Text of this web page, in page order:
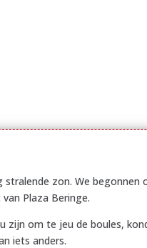
zon. We
Plaza Beringe.
om te jeu de boules,
iets anders.